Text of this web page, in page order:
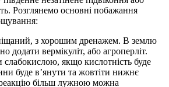
Розглянемо основні побажання
з хорошим дренажем. В землю
додати вермікуліт, або агроперліт.
слабокислою, якщо кислотність буде
буде в’янути та жовтіти нижнє
більш лужною можна